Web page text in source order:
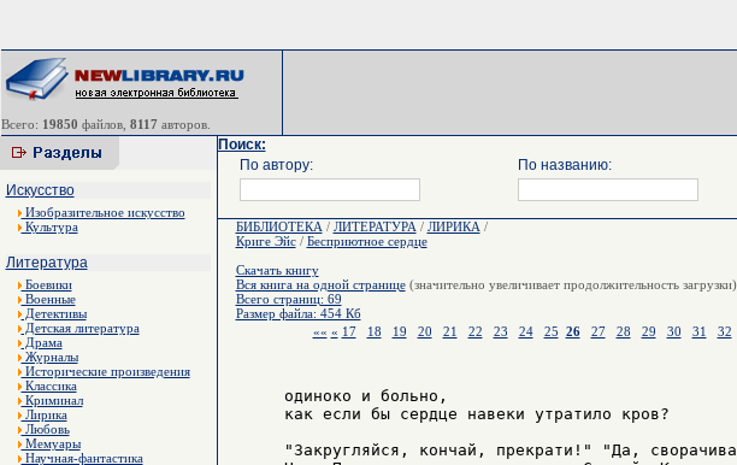
Всего: 19850 файлов, 8117 авторов.
Искусство
Изобразительное искусство
Культура
Литература
Боевики
Военные
Детективы
Детская литература
Драма
Журналы
Исторические произведения
Классика
Криминал
Лирика
Любовь
Мемуары
Научная-фантастика
Поиск:
По автору:
По названию:
БИБЛИОТЕКА / ЛИТЕРАТУРА / ЛИРИКА /
Криге Эйс/ Бесприютное сердце
Скачать книгу
Вся книга на одной странице(значительно увеличивает продолжительность загрузки)
Всего страниц: 69
Размер файла: 454 Кб
«« « 17 18 19 20 21 22 23 24 25 26 27 28 29 30 31 32
     одиноко и больно,
     как если бы сердце навеки утратило кров?
"Закругляйся, кончай, прекрати!" "Да,